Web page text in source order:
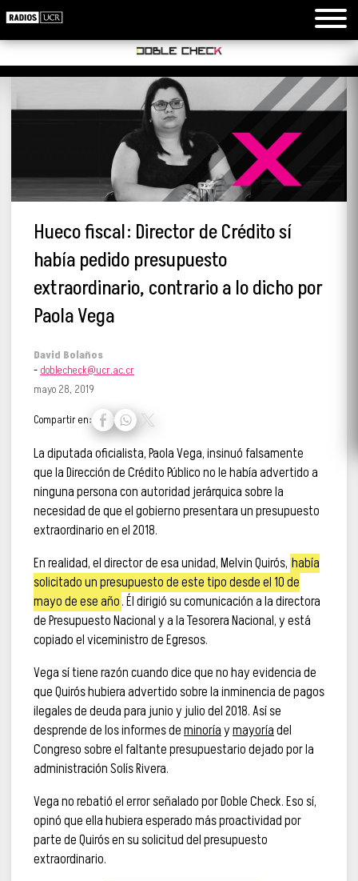
Hueco fiscal: Director de Crédito sí
había pedido presupuesto
extraordinario, contrario a lo dicho por
Paola Vega
David Bolaños
- doblecheck@ucr.ac.cr
mayo 28, 2019
Compartir en:
La diputada oficialista, Paola Vega, insinuó falsamente
que la Dirección de Crédito Público no le había advertido a
ninguna persona con autoridad jerárquica sobre la
necesidad de que el gobierno presentara un presupuesto
extraordinario en el 2018.
En realidad, el director de esa unidad, Melvin Quirós, había
solicitado un presupuesto de este tipo desde el 10 de
mayo de ese año. Él dirigió su comunicación a la directora
de Presupuesto Nacional y a la Tesorera Nacional, y está
copiado el viceministro de Egresos.
Vega sí tiene razón cuando dice que no hay evidencia de
que Quirós hubiera advertido sobre la inminencia de pagos
ilegales de deuda para junio y julio del 2018. Así se
desprende de los informes deminoríaymayoríadel
Congreso sobre el faltante presupuestario dejado por la
administración Solís Rivera.
Vega no rebatió el error señalado por Doble Check. Eso sí,
opinó que ella hubiera esperado más proactividad por
parte de Quirós en su solicitud del presupuesto
extraordinario.